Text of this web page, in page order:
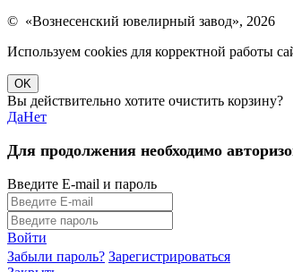
© «Вознесенский ювелирный завод», 2026
Используем cookies для корректной работы
OK
Вы действительно хотите очистить корзину?
ДаНет
Для продолжения необходимо
Введите E-mail и пароль
Войти
Забыли пароль? Зарегистрироваться